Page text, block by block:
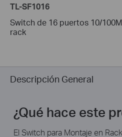
TL-SF1016
Switch de 16 puertos 10/
rack
Descripción General
¿Qué hace este
El Switch para Montaje en